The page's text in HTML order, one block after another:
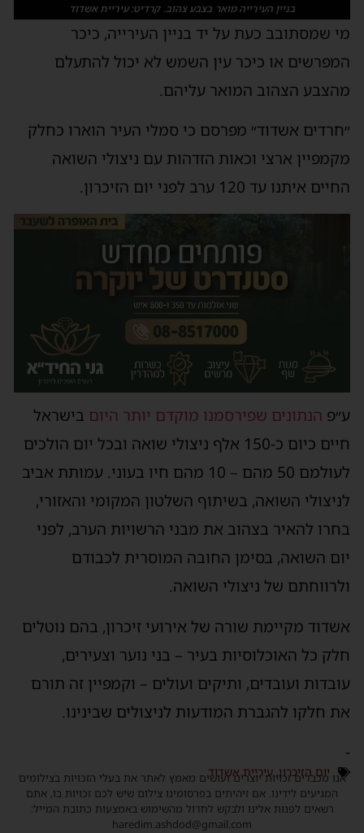
בניין העירייה מואר בצבע צהוב. קרדיט: עיריית אשדוד
מי שמסתובב כעת על יד בניין העירייה, כיכר
המפרשים או כיכר עין השמש לא יכול להתעלם
מהצבע הצהוב המואר עליהם.
״חרדים אשדוד״ מפרסם כי סמלי העיר הוארו כחלק
מקמפיין ארצי וכאות הזדהות עם ניצולי השואה
החיים איתנו עד 120 ערב לפני יום הזיכרון.
ע״פ הנתונים שפירסמנו מוקדם יותר היום בישראל
חיים כיום כ-150 אלף ניצולי שואה ובכל יום הולכים
לעולמם 50 מהם – 10 מהם חיו בעוני. עמותת אביב
לניצולי השואה, בשיתוף השלטון המקומי והאזורי,
בחרו להאיר בצהוב את מבני הרשויות הערב, לפני
יום השואה, בסימן החובה המוסרית לכבודם
ולרווחתם של ניצולי השואה.
אשדוד מקיימת שורה של אירועי זיכרון, בהם נוטלים
חלק כל האוכלוסיות בעיר – בני נוער וצעירים,
עובדות ועובדים, ותיקים ועולים – וקמפיין זה תורם
את חלקו להגברת המודעות לניצולים שבינינו.
-
יום הזיכרון,עיריית אשדוד
אנו מכבדים זכויות יוצרים ועושים מאמץ לאתר את בעלי הזכויות בצילומים
המגיעים לידינו. אם זיהיתים בפרסומינו צילום שיש לכם זכויות בו, אתם
רשאים לפנות אלינו ולבקש לחדול מהשימוש באמצעות כתובת המייל:
haredim.ashdod@gmail.com